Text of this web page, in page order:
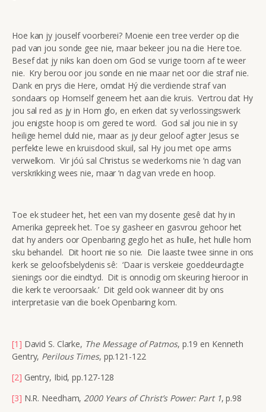
Hoe kan jy jouself voorberei? Moenie een tree verder op die
pad van jou sonde gee nie, maar bekeer jou na die Here toe.
Besef dat jy niks kan doen om God se vurige toorn af te weer
nie. Kry berou oor jou sonde en nie maar net oor die straf nie.
Dank en prys die Here, omdat Hý die verdiende straf van
sondaars op Homself geneem het aan die kruis. Vertrou dat Hy
jou sal red as jy in Hom glo, en erken dat sy verlossingswerk
jou enigste hoop is om gered te word. God sal jou nie in sy
heilige hemel duld nie, maar as jy deur geloof agter Jesus se
perfekte lewe en kruisdood skuil, sal Hy jou met ope arms
verwelkom. Vir jóú sal Christus se wederkoms nie ‘n dag van
verskrikking wees nie, maar ‘n dag van vrede en hoop.
Toe ek studeer het, het een van my dosente gesê dat hy in
Amerika gepreek het. Toe sy gasheer en gasvrou gehoor het
dat hy anders oor Openbaring geglo het as hulle, het hulle hom
sku behandel. Dit hoort nie so nie. Die laaste twee sinne in ons
kerk se geloofsbelydenis sê: ‘Daar is verskeie goeddeurdagte
sienings oor die eindtyd. Dit is onnodig om skeuring hieroor in
die kerk te veroorsaak.’ Dit geld ook wanneer dit by ons
interpretasie van die boek Openbaring kom.
[1] David S. Clarke, The Message of Patmos, p.19 en Kenneth
Gentry, Perilous Times, pp.121-122
[2] Gentry, Ibid, pp.127-128
[3] N.R. Needham,2000 Years of Christ’s Power: Part 1, p.98